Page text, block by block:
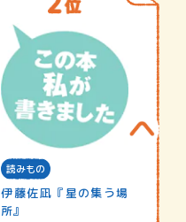
読みもの
伊藤佐凪『星の集う場
所』